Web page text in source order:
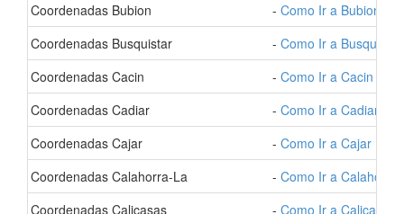
- Coordenadas Bubion
- Como Ir a Bubion
- Coordenadas Busquistar
- Como Ir a Busquistar
- Coordenadas Cacin
- Como Ir a Cacin
- Coordenadas Cadiar
- Como Ir a Cadiar
- Coordenadas Cajar
- Como Ir a Cajar
- Coordenadas Calahorra-La
- Como Ir a
- Coordenadas Calicasas
- Como Ir a Calicasas